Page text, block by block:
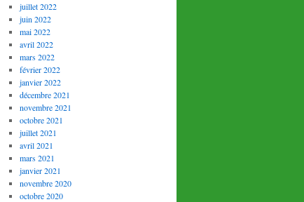
juillet 2022
juin 2022
mai 2022
avril 2022
mars 2022
février 2022
janvier 2022
décembre 2021
novembre 2021
octobre 2021
juillet 2021
avril 2021
mars 2021
janvier 2021
novembre 2020
octobre 2020